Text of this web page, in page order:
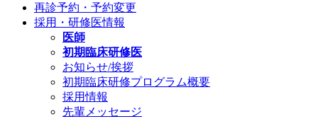
再診予約・予約変更
採用・研修医情報
医師
初期臨床研修医
お知らせ/挨拶
初期臨床研修プログラム概要
採用情報
先輩メッセージ